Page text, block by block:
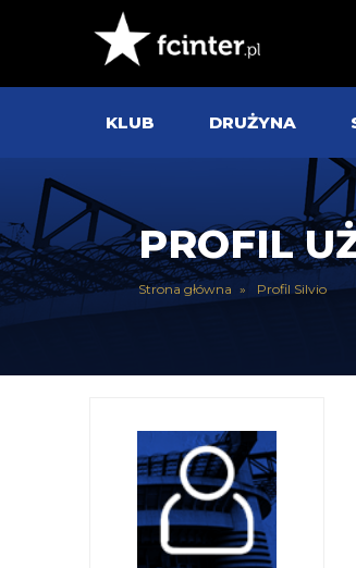
KLUB DRUŻYNA
PROFIL
Strona główna Profil Silvio